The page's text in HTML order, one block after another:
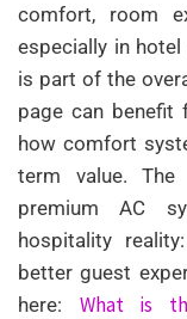
comfort, room
especially in
is part of the
page can benefit
how comfort
term value. The
premium AC
hospitality
better guest
here: What is